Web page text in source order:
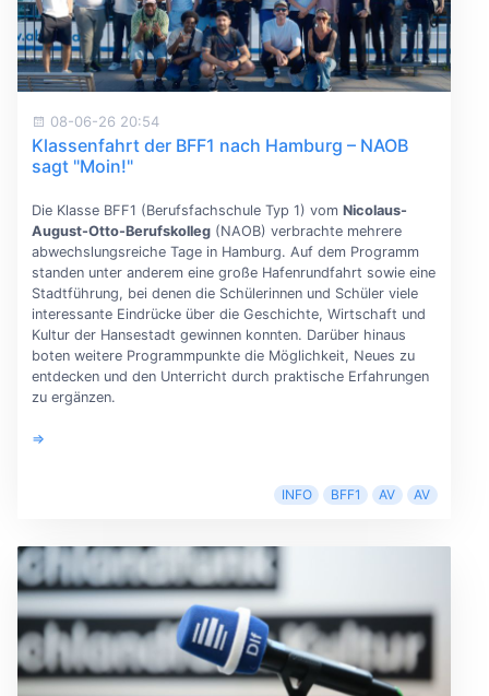
08-06-26 20:54
Klassenfahrt der BFF1 nach Hamburg – NAOB
sagt "Moin!"
Die Klasse BFF1 (Berufsfachschule Typ 1) vom Nicolaus-
August-Otto-Berufskolleg(NAOB) verbrachte mehrere
abwechslungsreiche Tage in Hamburg. Auf dem Programm
standen unter anderem eine große Hafenrundfahrt sowie eine
Stadtführung, bei denen die Schülerinnen und Schüler viele
interessante Eindrücke über die Geschichte, Wirtschaft und
Kultur der Hansestadt gewinnen konnten. Darüber hinaus
boten weitere Programmpunkte die Möglichkeit, Neues zu
entdecken und den Unterricht durch praktische Erfahrungen
zu ergänzen.
⇒
INFO BFF1 AV AV